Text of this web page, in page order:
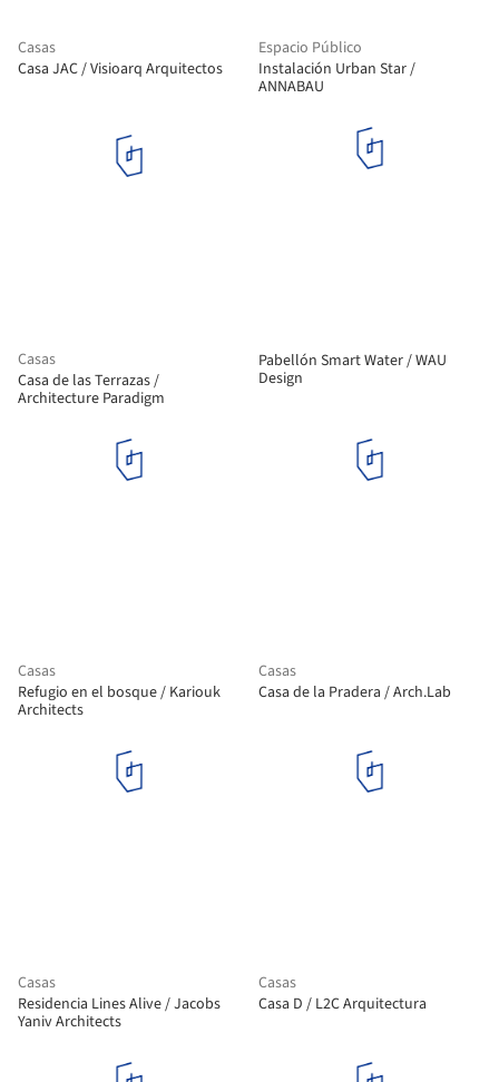
Casas
Casa JAC / Visioarq Arquitectos
Espacio Público
Instalación Urban Star /
ANNABAU
Casas
Casa de las Terrazas /
Architecture Paradigm
Pabellón Smart Water / WAU
Design
Casas
Refugio en el bosque / Kariouk
Architects
Casas
Casa de la Pradera / Arch.Lab
Casas
Residencia Lines Alive / Jacobs
Yaniv Architects
Casas
Casa D / L2C Arquitectura